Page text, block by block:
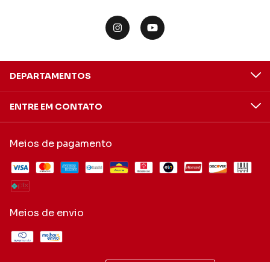
DEPARTAMENTOS
ENTRE EM CONTATO
Meios de pagamento
Meios de envio